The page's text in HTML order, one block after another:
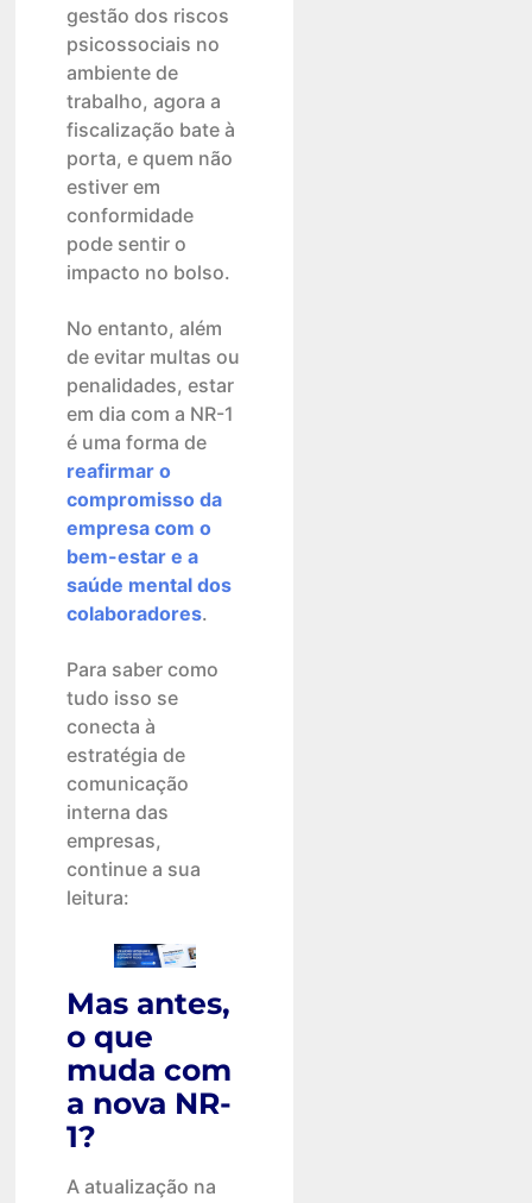
gestão dos riscos
psicossociais no
ambiente de
trabalho, agora a
fiscalização bate à
porta, e quem não
estiver em
conformidade
pode sentir o
impacto no bolso.
No entanto, além
de evitar multas ou
penalidades, estar
em dia com a NR-1
é uma forma de
reafirmar o
compromisso da
empresa com o
bem-estar e a
saúde mental dos
colaboradores.
Para saber como
tudo isso se
conecta à
estratégia de
comunicação
interna das
empresas,
continue a sua
leitura:
Mas antes,
o que
muda com
a nova NR-
1?
A atualização na